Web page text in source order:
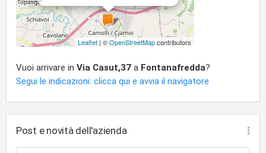
Leaflet | ©OpenStreetMapcontributors
Vuoi arrivare in Via Casut,37 a Fontanafredda?
Segui le indicazioni: clicca qui e avvia il navigatore
Post e novità dell'azienda